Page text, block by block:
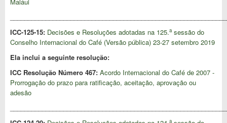
ICC-125-15: Decisões e Resoluções adotadas na 125.asessão do
Conselho Internacional do Café (Versão pública) 23-27 setembro 2019
Ela inclui a seguinte resolução:
ICC Resolução Número 467: Acordo Internacional do Café de 2007 -
Prorrogação do prazo para ratificação, aceitação, aprovação ou
adesão
a